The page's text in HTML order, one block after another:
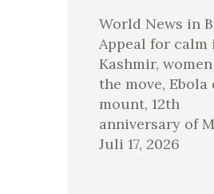
World News in
Appeal for calm
Kashmir,
the move, Ebola
mount, 12th
anniversary of
Juli 17, 2026